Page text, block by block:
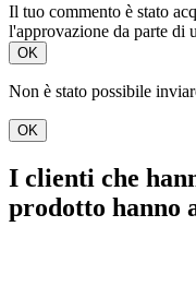
Il tuo commento è stato
l'approvazione da parte di
OK
Non è stato possibile
OK
I clienti che
prodotto hanno